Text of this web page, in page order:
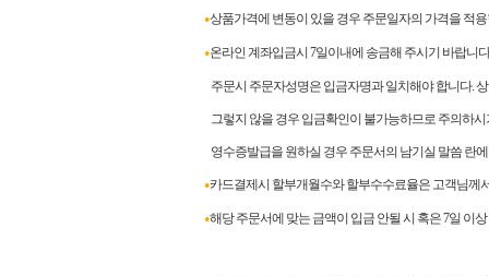
●상품가격에 변동이 있을 경우 주문일자의 가격을 적
●온라인 계좌입금시 7일이내에 송금해 주시기 바랍니
주문시 주문자성명은 입금자명과 일치해야 합니다.
그렇지 않을 경우 입금확인이 불가능하므로 주의하
영수증발급을 원하실 경우 주문서의 남기실 말씀 란
●카드결제시 할부개월수와 할부수수료율은 고객님께
●해당 주문서에 맞는 금액이 입금 안될 시 혹은 7일 이